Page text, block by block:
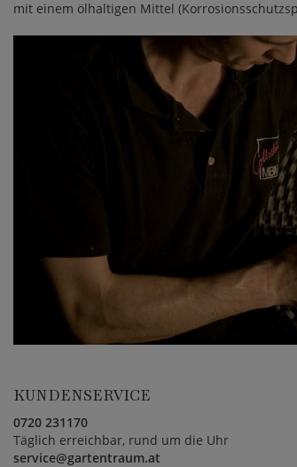
mit einem ölhaltigen Mittel
KUNDENSERVICE
0720 231170
Täglich erreichbar, rund um die Uhr
service@gartentraum.at